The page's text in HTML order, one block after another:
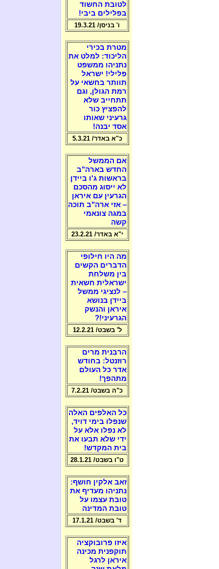
לטובת החשוד
בפלילים ביבי!
ו' בניסן/ 19.3.21
מטרת בכירי
הליכוד: למלט את
נתניהו ממשפט
פלילי! ישראל
תוותר בחשאי על
רמת הגולן, וגם
תתחייב שלא
להפציץ כור
גרעיני שאותו
אסד יבנה!
כ"א באדר/ 5.3.21
אם הממשל
החדש בארה"ב
בראשות ג'ו ביידן
לא ייסוג מהסכם
הגרעין עם איראן
– אזי ארה"ב תוכה
במגה צונאמי
קשה
י"א באדר/ 23.2.21
מה היו חילופי
הדברים הקשים
בין משלחת
ישראלית חשאית
– לנציגי ממשל
ביידן בנושא
איראן והנשק
הגרעיני!?
ל' בשבט/ 12.2.21
הרבנית מרים
רוזנטל: בחודש
אדר כל העולם
מתהפך!
כ"ה בשבט/ 7.2.21
כל האלפים האלה
שנפלו בימי דויד,
לא נפלו אלא על
ידי שלא תבעו את
בית המקדש!
ט"ו בשבט/ 28.1.21
זאב אלקין חושף:
נתניהו מעדיף את
טובת עצמו על
טובת המדינה
ד' בשבט/ 17.1.21
איזו פרובוקציה
תוקפנית מכינה
איראן לרגל